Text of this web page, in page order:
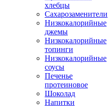
хлебцы
Сахарозаменители
Низкокалорийные
джемы
Низкокалорийные
топинги
Низкокалорийные
соусы
Печенье
протеиновое
Шоколад
Напитки